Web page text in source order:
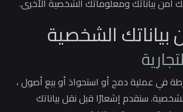
أمن بياناتك ومعلوماتك الشخصية الأخرى.
بياناتك الشخصية
في عملية دمج أو استحواذ أو بيع أصول ،
سنقدم إشعارًا قبل نقل بياناتك